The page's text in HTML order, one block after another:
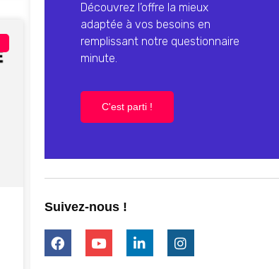
Découvrez l’offre la mieux
adaptée à vos besoins en
remplissant notre questionnaire
minute.
C'est parti !
Suivez-nous !